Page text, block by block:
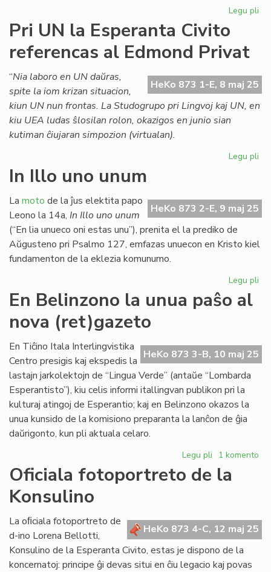
Legu pli
Pri UN la Esperanta Civito
referencas al Edmond Privat
HeKo 873 1-E, 8 maj 25
“Nia laboro en UN daŭras,
spite la iom krizan situacion,
kiun UN nun frontas. La Studogrupo pri Lingvoj kaj UN, en
kiu UEA ludas ŝlosilan rolon, okazigos en junio sian
kutiman ĉiujaran simpozion (virtualan).
Legu pli
al
In Illo uno unum
HeKo 873 2-E, 9 maj 25
La moto de la ĵus elektita papo
Leono la 14a, In Illo uno unum
(“En lia unueco oni estas unu”), prenita el la prediko de
Aŭgusteno pri Psalmo 127, emfazas unuecon en Kristo kiel
fundamenton de la eklezia komunumo.
Legu pli
En Belinzono la unua paŝo al
nova (ret)gazeto
HeKo 873 3-B, 10 maj 25
En Tiĉino Itala Interlingvistika
Centro presigis kaj ekspedis la
lastajn jarkolektojn de “Lingua Verde” (antaŭe “Lombarda
Esperantisto”), kiu celis informi itallingvan publikon pri la
kulturaj atingoj de Esperantio; kaj en Belinzono okazos la
unua kunsido de la komisiono preparanta la lanĉon de ĝia
daŭrigonto, kun pli aktuala celaro.
Legu pli pri
En
Belinzono
paŝo
al
nova
(ret)gazeto
1 komento
Oficiala fotoportreto de la
Konsulino
HeKo 873 4-C, 12 maj 25
La oﬁciala fotoportreto de
d-ino Lorena Bellotti,
Konsulino de la Esperanta Civito, estas je dispono de la
koncernatoj: principe ĝi devas situi en ĉiu legacio kaj povas